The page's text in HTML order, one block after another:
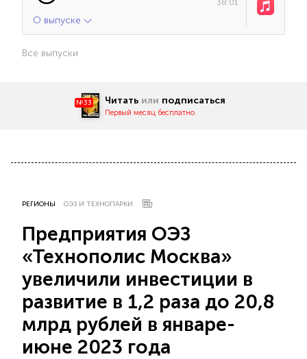
О выпуске
Все выпуски
№33 Читать или подписаться
Первый месяц бесплатно
РЕГИОНЫ ОЭЗ И ТЕХНОПАРКИ
Предприятия ОЭЗ
«Технополис Москва»
увеличили инвестиции в
развитие в 1,2 раза до 20,8
млрд рублей в январе-
июне 2023 года